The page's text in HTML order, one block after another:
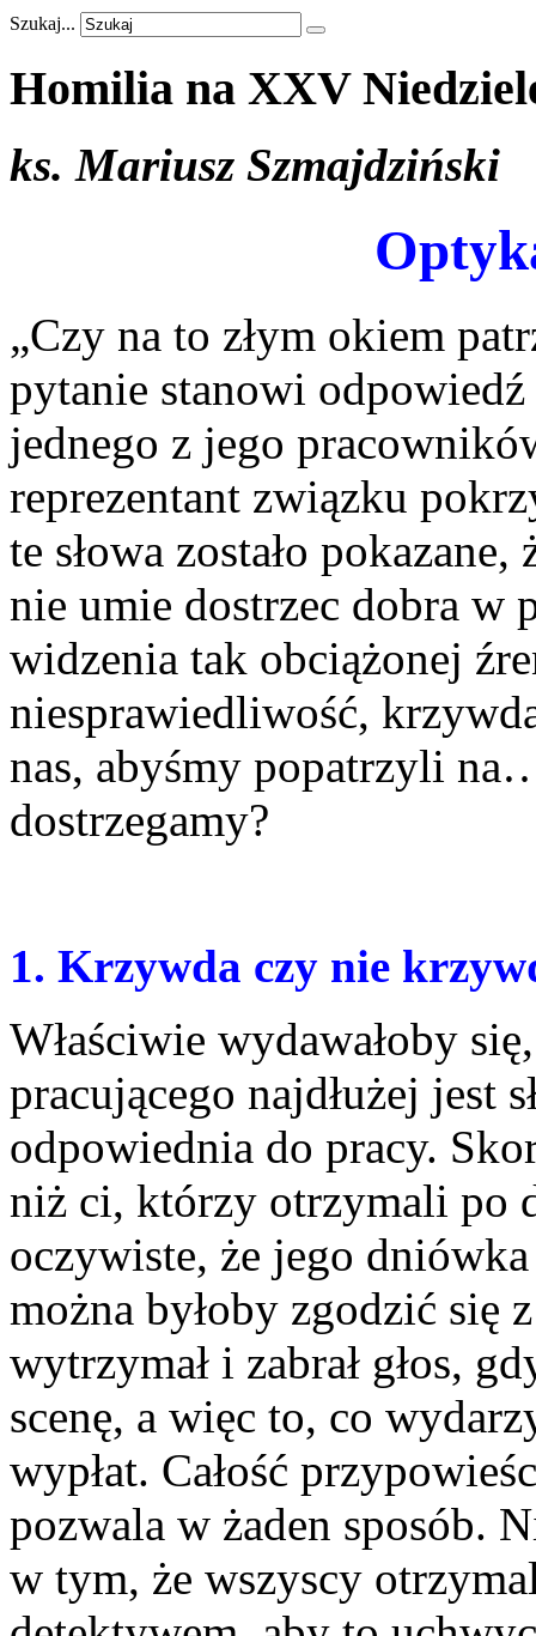
Szukaj...
Homilia na XXV
ks. Mariusz Szmajdziński
„Czy na to złym okiem
pytanie stanowi
jednego z jego
reprezentant związku
te słowa zostało
nie umie dostrzec dobra w
widzenia tak obciążonej
niesprawiedliwość,
nas, abyśmy popatrzyli
dostrzegamy?
1. Krzywda czy nie
Właściwie wydawałoby
pracującego najdłużej jest
odpowiednia do pracy.
niż ci, którzy otrzymali po
oczywiste, że jego
można byłoby zgodzić się
wytrzymał i zabrał głos,
scenę, a więc to, co
wypłat. Całość
pozwala w żaden sposób.
w tym, że wszyscy